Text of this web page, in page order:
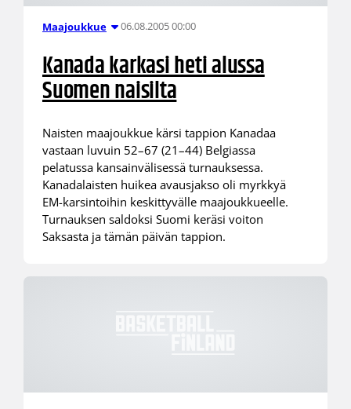
Maajoukkue 06.08.2005 00:00
Kanada karkasi heti alussa
Suomen naisilta
Naisten maajoukkue kärsi tappion Kanadaa
vastaan luvuin 52–67 (21–44) Belgiassa
pelatussa kansainvälisessä turnauksessa.
Kanadalaisten huikea avausjakso oli myrkkyä
EM-karsintoihin keskittyvälle maajoukkueelle.
Turnauksen saldoksi Suomi keräsi voiton
Saksasta ja tämän päivän tappion.